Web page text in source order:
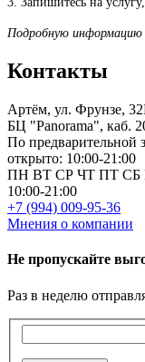
Подробную
Контакты
Артём, ул. Фрунзе,
БЦ "Panorama", каб.
По предварительной
открыто: 10:00-21:00
ПН ВТ СР ЧТ ПТ СБ
10:00-21:00
+7 (994) 009-95-36
Мнения о компании
Не пропускайте
Раз в неделю